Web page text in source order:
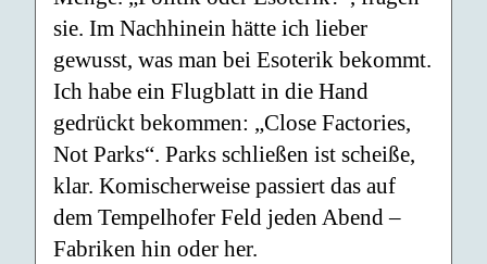
sie. Im Nachhinein hätte ich lieber
gewusst, was man bei Esoterik bekommt.
Ich habe ein Flugblatt in die Hand
gedrückt bekommen: „Close Factories,
Not Parks“. Parks schließen ist scheiße,
klar. Komischerweise passiert das auf
dem Tempelhofer Feld jeden Abend –
Fabriken hin oder her.